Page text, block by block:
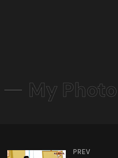
My
PREV